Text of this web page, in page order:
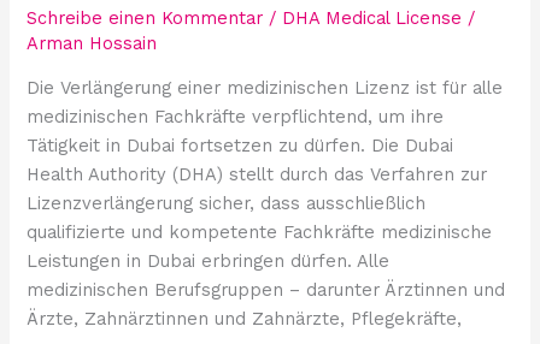
Schreibe einen Kommentar / DHA Medical License /
Arman Hossain
Die Verlängerung einer medizinischen Lizenz ist für alle
medizinischen Fachkräfte verpflichtend, um ihre
Tätigkeit in Dubai fortsetzen zu dürfen. Die Dubai
Health Authority (DHA) stellt durch das Verfahren zur
Lizenzverlängerung sicher, dass ausschließlich
qualifizierte und kompetente Fachkräfte medizinische
Leistungen in Dubai erbringen dürfen. Alle
medizinischen Berufsgruppen – darunter Ärztinnen und
Ärzte, Zahnärztinnen und Zahnärzte, Pflegekräfte,